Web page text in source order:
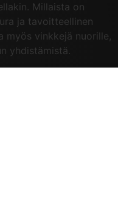
Millaista on
ja tavoitteellinen
myös vinkkejä nuorille,
yhdistämistä.